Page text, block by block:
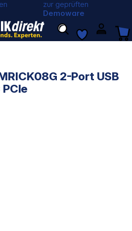
zur geprüften
Demoware
2-Port USB